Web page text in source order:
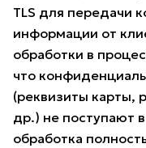
TLS для передачи
информации от
обработки в
что
(реквизиты карты,
др.) не поступают
обработка